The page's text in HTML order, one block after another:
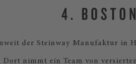
4.
der Steinway Manufaktur in
Dort nimmt ein Team von